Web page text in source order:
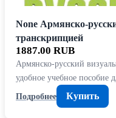
None Армянско-
транскрипцией
1887.00 RUB
Армянско-русский
удобное учебное пособие
Подробнее
Купить